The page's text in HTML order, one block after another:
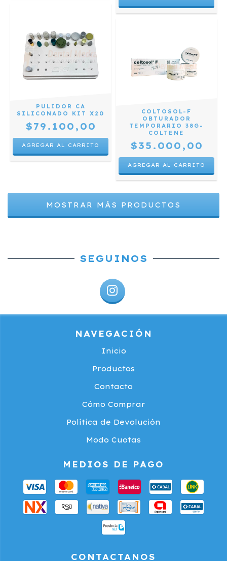
PULIDOR CA
SILICONADO KIT X20
$79.100,00
COLTOSOL-F
OBTURADOR
TEMPORARIO 38G-
COLTENE
$35.000,00
MOSTRAR MÁS PRODUCTOS
SEGUINOS
NAVEGACIÓN
Inicio
Productos
Contacto
Cómo Comprar
Política de Devolución
Modo Cuotas
MEDIOS DE PAGO
CONTACTANOS